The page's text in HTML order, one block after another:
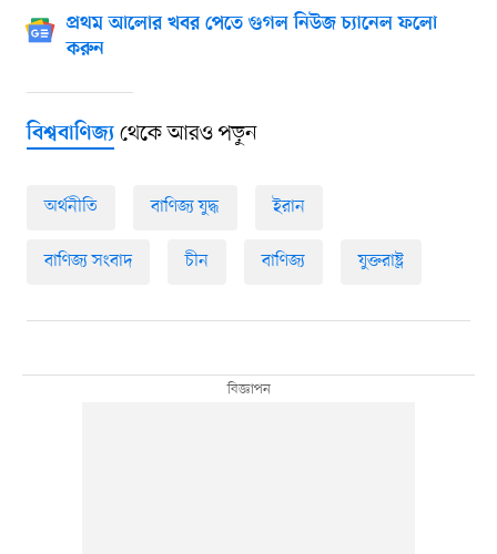
প্রথম আলোর খবর পেতে গুগল নিউজ চ্যানেল ফলো
করুন
বিশ্ববাণিজ্যথেকে আরও পড়ুন
অর্থনীতি বাণিজ্য যুদ্ধ ইরান
বাণিজ্য সংবাদ চীন বাণিজ্য যুক্তরাষ্ট্র